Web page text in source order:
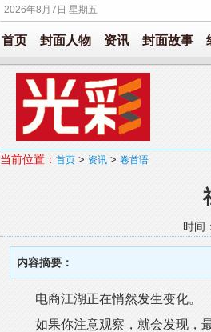
2026年8月7日 星期五
首页 封面人物 资讯 封面故事
当前位置： 首页 > 资讯 > 卷首语
时间
内容摘要：
电商江湖正在悄然发生变化。
如果你注意观察，就会发现，最